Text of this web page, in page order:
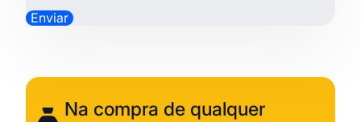
Na compra de qualquer